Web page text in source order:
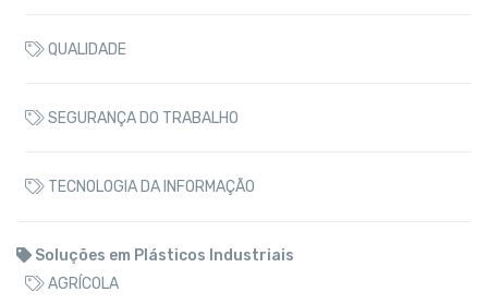
QUALIDADE
SEGURANÇA DO TRABALHO
TECNOLOGIA DA INFORMAÇÃO
Soluções em Plásticos Industriais
AGRÍCOLA